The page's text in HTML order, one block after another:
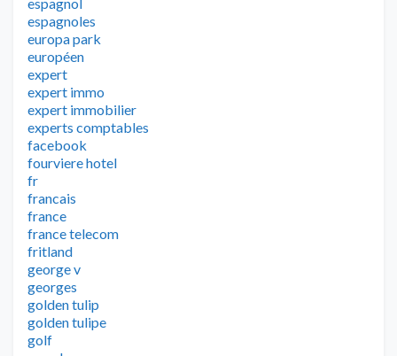
espagnoles
europa park
européen
expert
expert immo
expert immobilier
experts comptables
facebook
fourviere hotel
fr
francais
france
france telecom
fritland
george v
georges
golden tulip
golden tulipe
golf